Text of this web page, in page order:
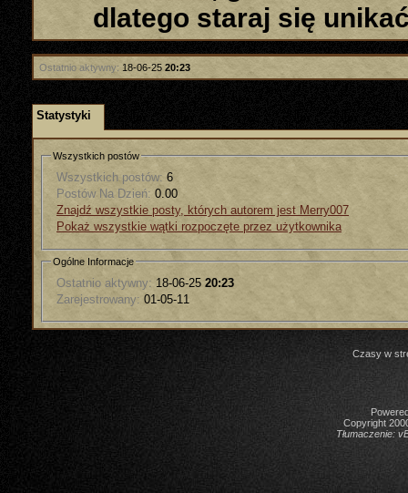
dlatego staraj się
Ostatnio aktywny: 18-06-25 20:23
Statystyki
Wszystkich postów
Wszystkich postów: 6
Postów Na Dzień: 0.00
Znajdź wszystkie posty, których autorem jest Merry007
Pokaż wszystkie wątki rozpoczęte przez użytkownika
Ogólne Informacje
Ostatnio aktywny: 18-06-25 20:23
Zarejestrowany: 01-05-11
Czasy w
Copyright
Tłumaczenie: